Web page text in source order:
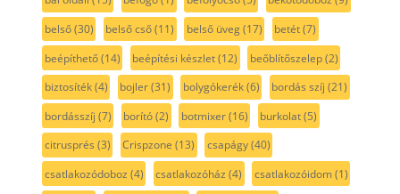
belső(30) belső cső(11) belső üveg(17) betét(7)
beépíthető(14) beépítési készlet(12) beőblítőszelep(2)
biztosíték(4) bojler(31) bolygókerék(6) bordás szíj (21)
bordásszíj (7) borító(2) botmixer(16) burkolat(5)
citrusprés (3) Crispzone (13) csapágy(40)
csatlakozódoboz (4) csatlakozóház (4) csatlakozóidom(1)